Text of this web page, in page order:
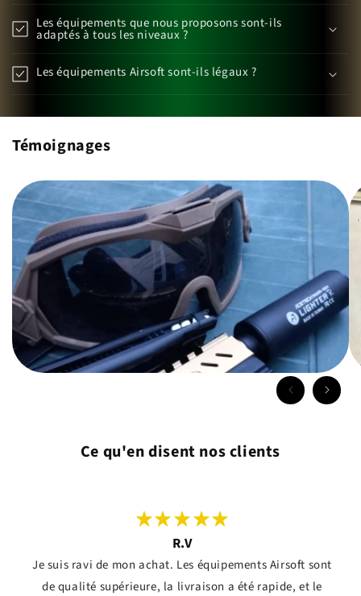
Les équipements que nous proposons sont-ils
adaptés à tous les niveaux ?
Les équipements Airsoft sont-ils légaux ?
Témoignages
Ce qu'en disent nos clients
R.V
Je suis ravi de mon achat. Les équipements Airsoft sont
de qualité supérieure, la livraison a été rapide, et le